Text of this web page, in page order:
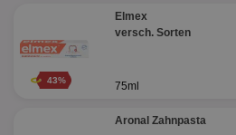
43%
Elmex
versch. Sorten
75ml
Aronal Zahnpasta